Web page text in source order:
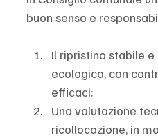
buon senso e
Il ripristino stabile e
ecologica, con
efficaci;
Una valutazione
ricollocazione, in